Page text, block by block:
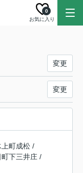
お気に入り
0
変更
変更
上町成松 /
町下三井庄 /